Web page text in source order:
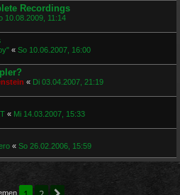
Recordings
10.08.2009, 11:14
« So 10.06.2007, 16:00
« Di 03.04.2007, 21:19
« Mi 14.03.2007, 15:33
« So 26.02.2006, 15:59